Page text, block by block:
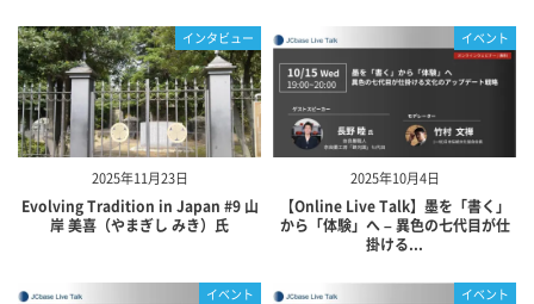
2025年11月23日
インタビュー
Evolving Tradition in Japan #9 山
岸 美喜（やまぎし みき）氏
2025年10月4日
イベント
【Online Live Talk】墨を「書く」
から「体験」へ – 異色の七代目が仕
掛ける...
イベント イベント